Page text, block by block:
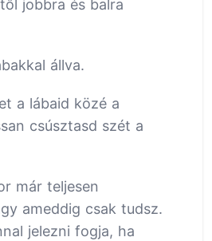
jobbra és balra
állva.
a lábaid közé a
csúsztasd szét a
már teljesen
ameddig csak tudsz.
jelezni fogja, ha